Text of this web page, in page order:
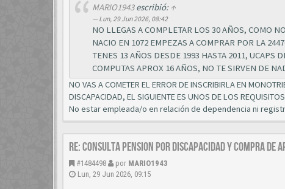
MARIO1943escribió: ↑
Lun, 29 Jun 2026, 08:42
NO LLEGAS A COMPLETAR LOS 30 AÑOS, COMO
NACIO EN 1072 EMPEZAS A COMPRAR POR LA
TENES 13 AÑOS DESDE 1993 HASTA 2011, UCAPS
COMPUTAS APROX 16 AÑOS, NO TE SIRVEN DE
NO VAS A COMETER EL ERROR DE INSCRIBIRLA EN
DISCAPACIDAD, EL SIGUIENTE ES UNOS DE LOS
No estar empleada/o en relación de dependencia ni
Re: CONSULTA PENSION POR DISCAPACIDAD Y COMPRA DE
#1484498 por MARIO1943
Lun, 29 Jun 2026, 09:15